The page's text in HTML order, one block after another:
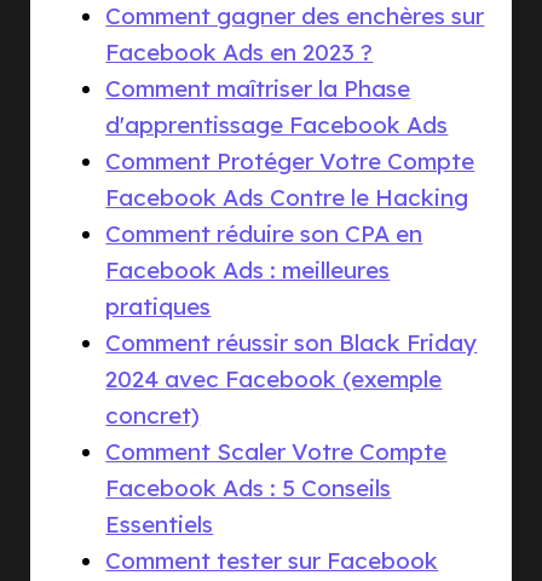
Comment gagner des enchères sur
Facebook Ads en 2023 ?
Comment maîtriser la Phase
d'apprentissage Facebook Ads
Comment Protéger Votre Compte
Facebook Ads Contre le Hacking
Comment réduire son CPA en
Facebook Ads : meilleures
pratiques
Comment réussir son Black Friday
2024 avec Facebook (exemple
concret)
Comment Scaler Votre Compte
Facebook Ads : 5 Conseils
Essentiels
Comment tester sur Facebook